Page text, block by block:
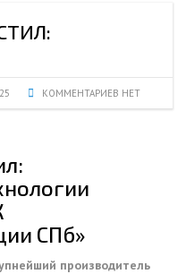
КОММЕНТАРИЕВ НЕТ
СПб»
производитель